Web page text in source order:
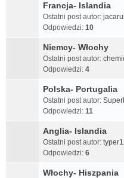
Francja- Islandia
Ostatni post autor:
Odpowiedzi: 10
Niemcy- Włochy
Ostatni post autor:
Odpowiedzi: 4
Polska- Portugalia
Ostatni post autor:
Odpowiedzi: 11
Anglia- Islandia
Ostatni post autor:
Odpowiedzi: 6
Włochy- Hiszpania